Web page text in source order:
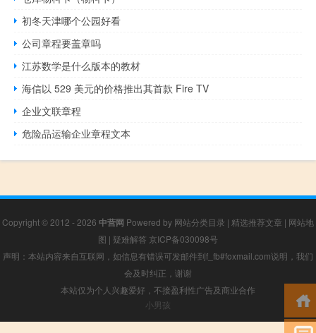
初冬天津哪个公园好看
公司章程要盖章吗
江苏数学是什么版本的教材
海信以 529 美元的价格推出其首款 Fire TV
企业文联章程
危险品运输企业章程文本
Copyright © 2012 - 2026 中营网 Powered by 网站分类目录 | 精选推荐文章 | 网站地
图 | 疑难解答 京ICP备030098号
声明：本站内容来自互联网，如信息有错误可发邮件到f_fb#foxmail.com说明，我们
会及时纠正，谢谢
本站仅为个人兴趣爱好，不接盈利性广告及商业合作
小男孩